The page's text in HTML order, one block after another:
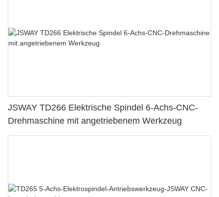
JSWAY TD266 Elektrische Spindel 6-Achs-CNC-
Drehmaschine mit angetriebenem Werkzeug